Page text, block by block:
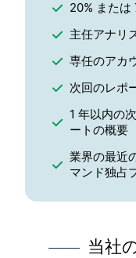
20% または
主任アナリ
専任のアカ
次回のレポ
1 年以内の
ートの概要
業界の最近
マンド独占
当社